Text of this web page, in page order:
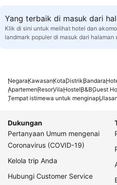
Yang terbaik di masuk dari
Klik di sini untuk melihat hotel dan
landmark populer di masuk dari halaman
NegaraKawasanKotaDistrikBandara
ApartemenResorVilaHostelB&BGuest
Tempat istimewa untuk menginapUlasan
Dukungan
Pertanyaan Umum mengenai
Coronavirus (COVID-19)
Kelola trip Anda
Hubungi Customer Service